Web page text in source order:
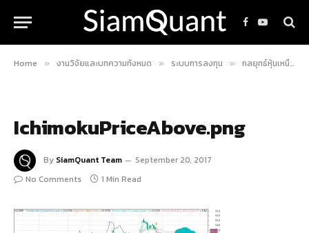
Facebook
YouTube
Home » งานวิจัยและบทความทั้งหมด » ระบบการลงทุน » กลยุทธ์หุ้นเหนือเมฆ Ichimoku Cloud Strategy!!
IchimokuPriceAbove.png
By SiamQuant Team
September 20, 2017
No Comments
1 Min Read